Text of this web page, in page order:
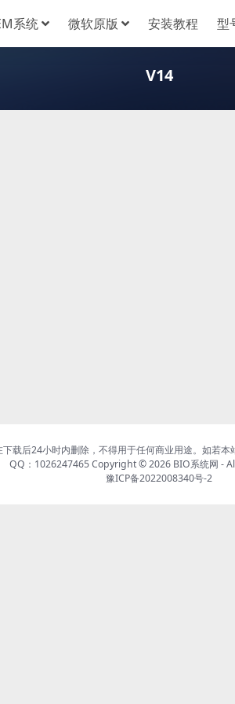
系统 微软原版 安装教程 型
V14
载后24小时内删除，不得用于任何商业用途。如若
QQ：1026247465 Copyright © 2026 BIO系统网 -
豫ICP备2022008340号-2